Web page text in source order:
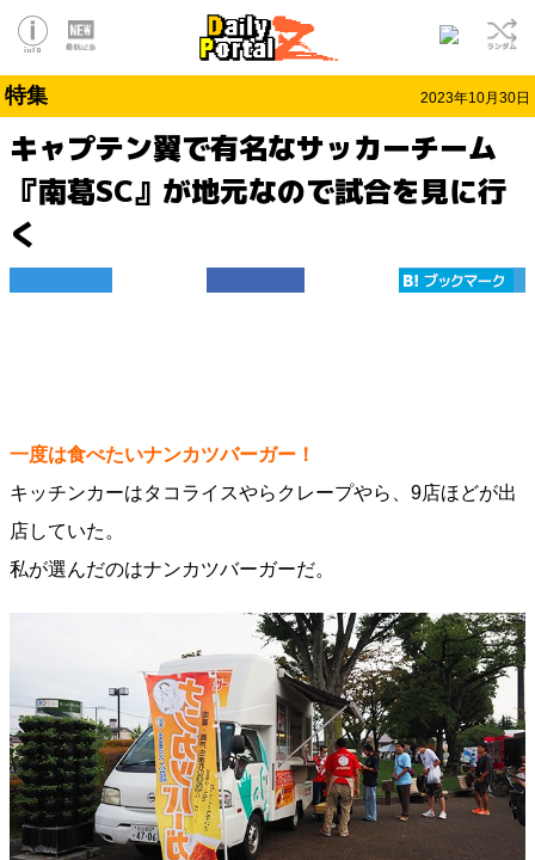
特集 2023年10月30日
キャプテン翼で有名なサッカーチーム
『南葛SC』が地元なので試合を見に行
く
一度は食べたいナンカツバーガー！
キッチンカーはタコライスやらクレープやら、9店ほどが出
店していた。
私が選んだのはナンカツバーガーだ。